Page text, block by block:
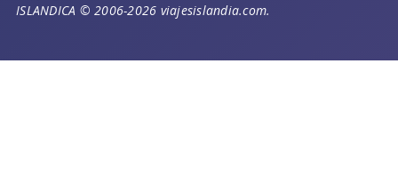
ISLANDICA © 2006-2026 viajesislandia.com.